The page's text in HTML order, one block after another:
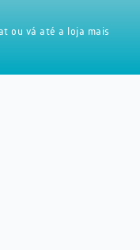
ou vá até a loja mais